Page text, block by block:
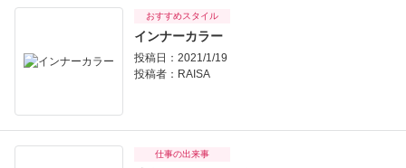
おすすめスタイル
インナーカラー
投稿日：2021/1/19
投稿者： RAISA
仕事の出来事